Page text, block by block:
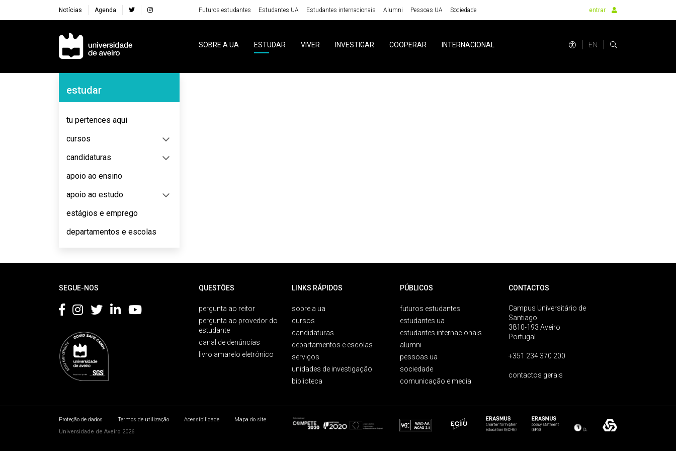
Notícias Agenda Futuros estudantes Estudantes UA Estudantes internacionais Alumni Pessoas UA Sociedade entrar
Navegação Principal
SOBRE A UA ESTUDAR VIVER INVESTIGAR COOPERAR INTERNACIONAL EN
Navegação Lateral
estudar
tu pertences aqui
cursos
candidaturas
apoio ao ensino
apoio ao estudo
estágios e emprego
departamentos e escolas
SEGUE-NOS QUESTÕES
pergunta ao reitor
pergunta ao provedor do
estudante
canal de denúncias
livro amarelo eletrónico
LINKS RÁPIDOS
sobre a ua
cursos
candidaturas
departamentos e escolas
serviços
unidades de investigação
biblioteca
PÚBLICOS
futuros estudantes
estudantes ua
estudantes internacionais
alumni
pessoas ua
sociedade
comunicação e media
CONTACTOS
Campus Universitário de
Santiago
3810-193 Aveiro
Portugal
+351 234 370 200
contactos gerais
Proteção de dados Termos de utilização Acessibilidade
Mapa do site
Universidade de Aveiro 2026